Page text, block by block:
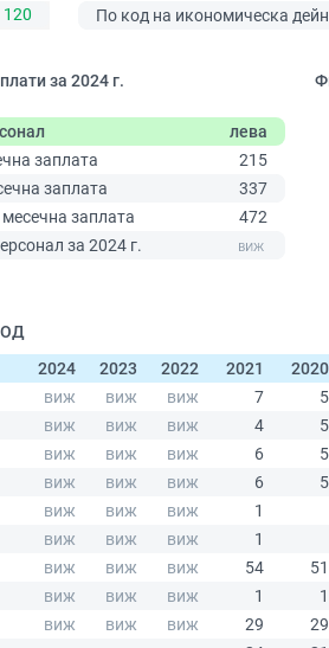
120
По код на икономическа
за 2024 г.
лева
заплата
215
заплата
337
заплата
472
за 2024 г.
2024
2023 2022 2021
2020